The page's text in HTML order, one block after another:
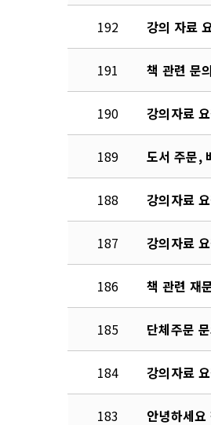
192 강의 자료
191 책 관련 문
190 강의자료
189 도서 주문,
188 강의자료
187 강의자료
186 책 관련 재
185 단체주문
184 강의자료
183 안녕하세